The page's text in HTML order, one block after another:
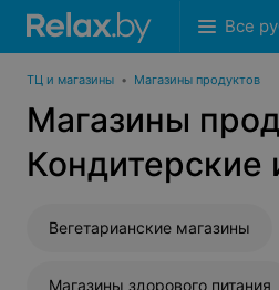
Все
ТЦ и магазины • Магазины продуктов
Магазины
Кондитерские
Вегетарианские магазины
Магазины здорового питания